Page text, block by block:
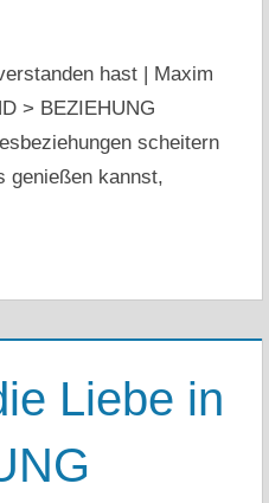
hast | Maxim
> BEZIEHUNG
scheitern
genießen kannst,
Liebe in